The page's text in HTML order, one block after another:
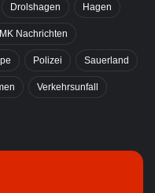
Drolshagen Hagen
MK Nachrichten
Polizei Sauerland
Verkehrsunfall